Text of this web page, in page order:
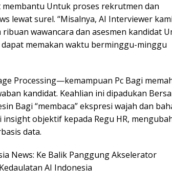
membantu Untuk proses rekrutmen dan
lewat surel. “Misalnya, AI Interviewer kami
wawancara dan asesmen kandidat
memakan waktu berminggu-minggu
Processing—kemampuan Pc Bagi
kandidat. Keahlian ini dipadukan
Bagi “membaca” ekspresi wajah dan
objektif kepada Regu HR,
data.
News: Ke Balik Panggung Akselerator
AI Indonesia